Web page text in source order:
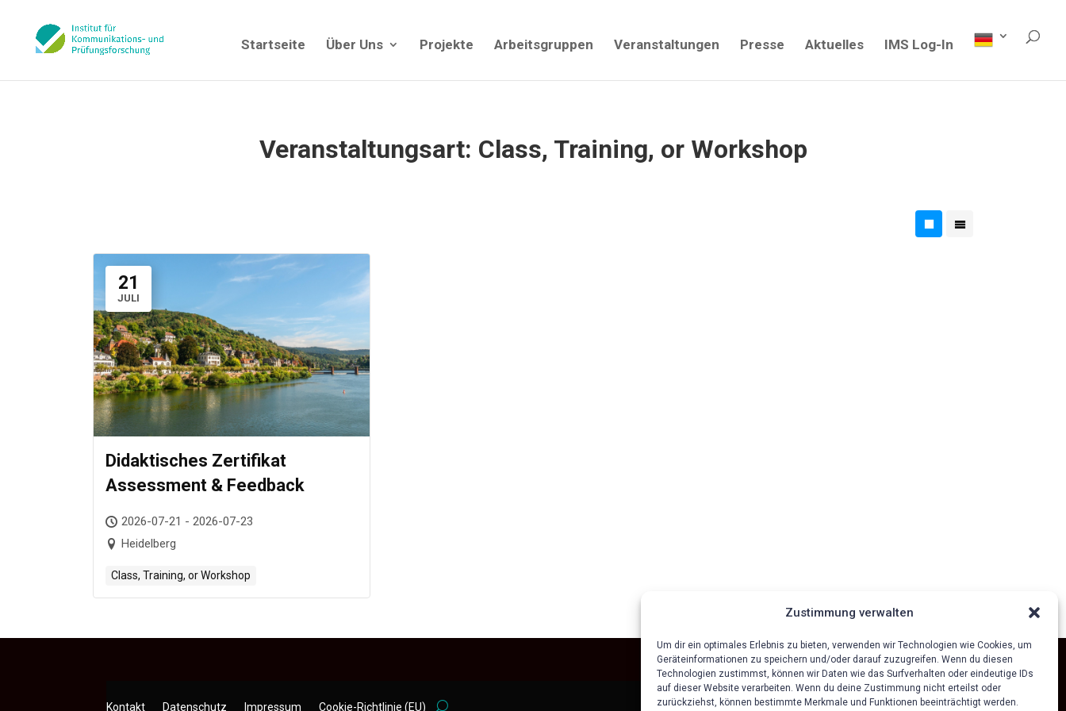
Zustimmung verwalten
Um dir ein optimales Erlebnis zu bieten, verwenden wir Technologien wie Cookies, um
Geräteinformationen zu speichern und/oder darauf zuzugreifen. Wenn du diesen
Technologien zustimmst, können wir Daten wie das Surfverhalten oder eindeutige IDs
auf dieser Website verarbeiten. Wenn du deine Zustimmung nicht erteilst oder
zurückziehst, können bestimmte Merkmale und Funktionen beeinträchtigt werden.
Startseite Über Uns Projekte Arbeitsgruppen Veranstaltungen Presse Aktuelles IMS Log-In
Veranstaltungsart: Class, Training, or Workshop
21
JULI
Didaktisches Zertifikat
Assessment & Feedback
2026-07-21 - 2026-07-23
Heidelberg
Class, Training, or Workshop
Kontakt Datenschutz Impressum Cookie-Richtlinie (EU)